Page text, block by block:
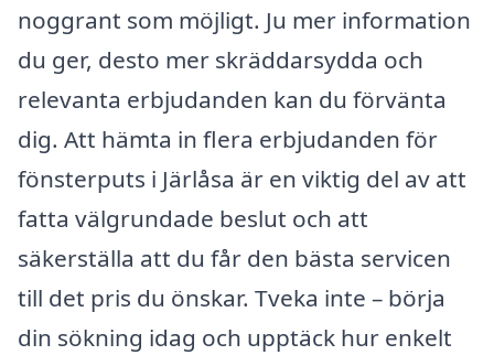
noggrant som möjligt. Ju mer information
du ger, desto mer skräddarsydda och
relevanta erbjudanden kan du förvänta
dig. Att hämta in flera erbjudanden för
fönsterputs i Järlåsa är en viktig del av att
fatta välgrundade beslut och att
säkerställa att du får den bästa servicen
till det pris du önskar. Tveka inte – börja
din sökning idag och upptäck hur enkelt